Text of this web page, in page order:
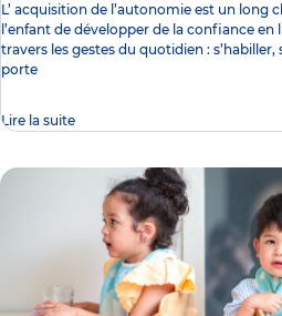
L’ acquisition de l’autonomie est un long
l’enfant de développer de la confiance en
travers les gestes du quotidien : s’habiller,
porte
Lire la suite